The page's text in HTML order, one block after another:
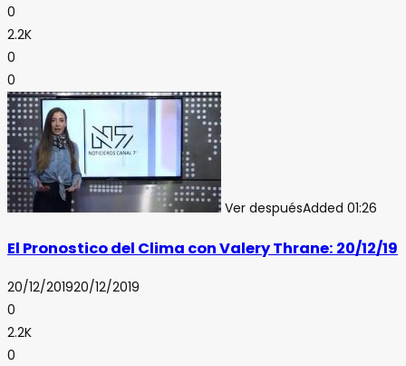
0
2.2K
0
0
Ver despuésAdded 01:26
El Pronostico del Clima con Valery Thrane: 20/12/19
20/12/201920/12/2019
0
2.2K
0